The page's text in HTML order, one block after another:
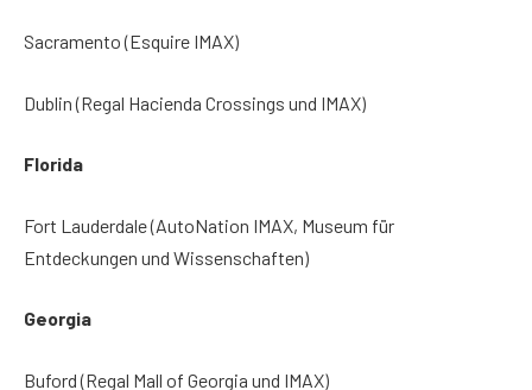
Sacramento (Esquire IMAX)
Dublin (Regal Hacienda Crossings und IMAX)
Florida
Fort Lauderdale (AutoNation IMAX, Museum für
Entdeckungen und Wissenschaften)
Georgia
Buford (Regal Mall of Georgia und IMAX)